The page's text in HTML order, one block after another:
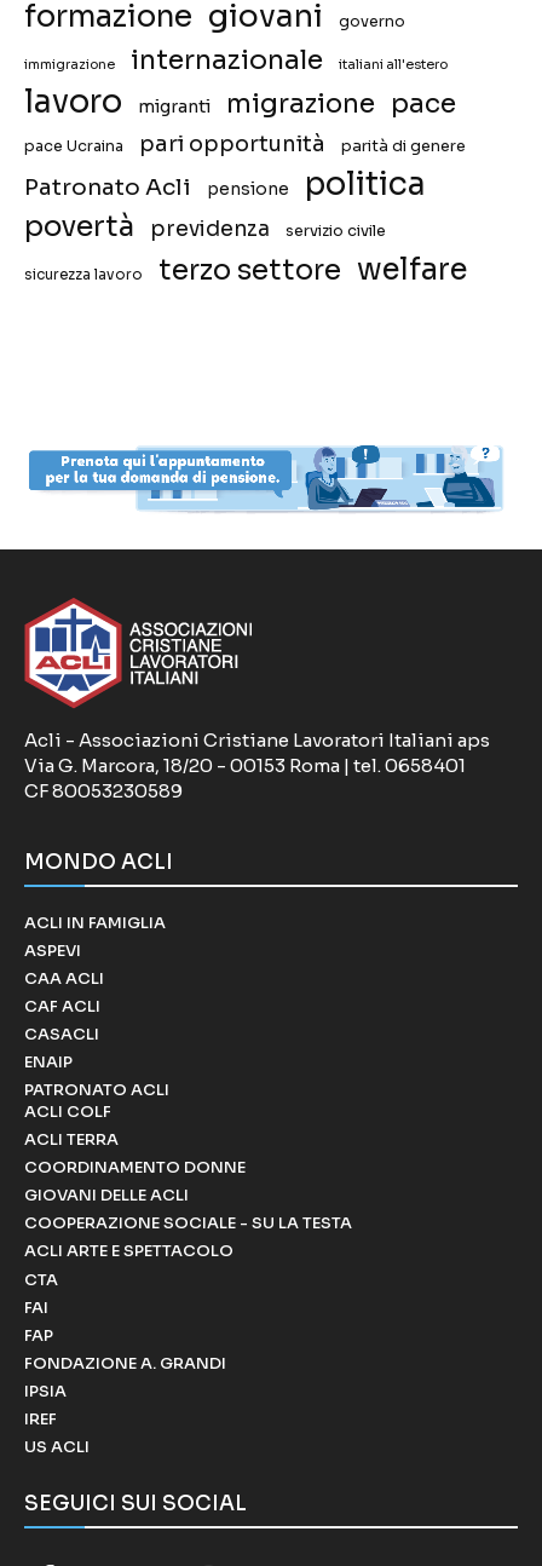
formazione giovani governo
immigrazione internazionale italiani all'estero
lavoro migranti migrazione pace
pace Ucraina pari opportunità parità di genere
Patronato Acli pensione politica
povertà previdenza servizio civile
sicurezza lavoro terzo settore welfare
Acli - Associazioni Cristiane Lavoratori Italiani aps
Via G. Marcora, 18/20 - 00153 Roma | tel. 0658401
CF 80053230589
MONDO ACLI
ACLI IN FAMIGLIA
ASPEVI
CAA ACLI
CAF ACLI
CASACLI
ENAIP
PATRONATO ACLI
ACLI COLF
ACLI TERRA
COORDINAMENTO DONNE
GIOVANI DELLE ACLI
COOPERAZIONE SOCIALE - SU LA TESTA
ACLI ARTE E SPETTACOLO
CTA
FAI
FAP
FONDAZIONE A. GRANDI
IPSIA
IREF
US ACLI
SEGUICI SUI SOCIAL